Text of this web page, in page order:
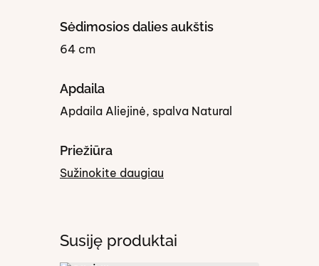
Sėdimosios dalies aukštis
64 cm
Apdaila
Apdaila Aliejinė, spalva Natural
Priežiūra
Sužinokite daugiau
Susiję produktai